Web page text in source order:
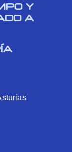
Y
A